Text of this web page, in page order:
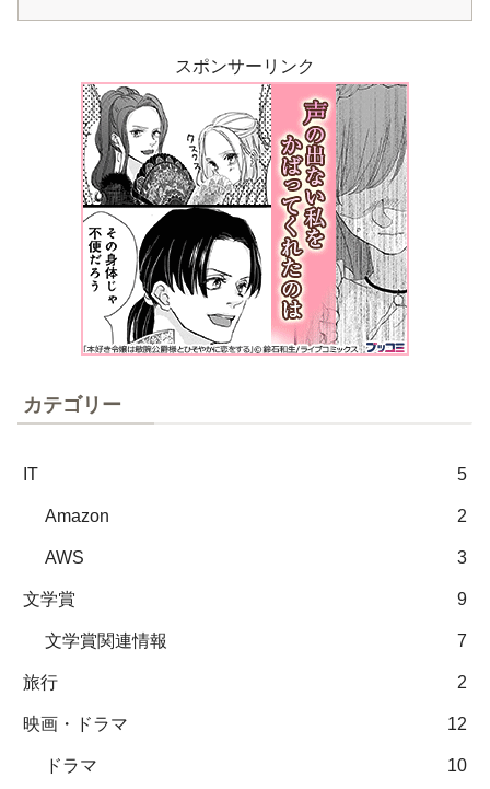
スポンサーリンク
カテゴリー
IT 5
Amazon 2
AWS 3
文学賞 9
文学賞関連情報 7
旅行 2
映画・ドラマ 12
ドラマ 10